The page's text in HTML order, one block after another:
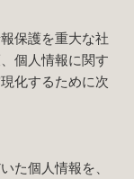
保護を重大な社
個人情報に関す
化するために次
た個人情報を、